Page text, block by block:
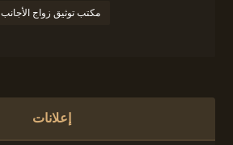
مكتب توثيق زواج الأجانب
إعلانات